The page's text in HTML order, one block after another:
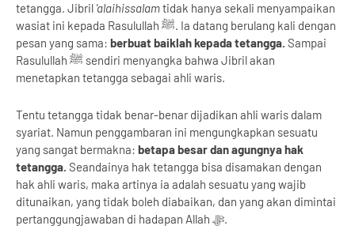
tetangga. Jibril 'alaihissalamtidak hanya sekali menyampaikan
wasiat ini kepada Rasulullah ﷺ. Ia datang berulang kali dengan
pesan yang sama: berbuat baiklah kepada tetangga. Sampai
Rasulullah ﷺ sendiri menyangka bahwa Jibril akan
menetapkan tetangga sebagai ahli waris.
Tentu tetangga tidak benar-benar dijadikan ahli waris dalam
syariat. Namun penggambaran ini mengungkapkan sesuatu
yang sangat bermakna: betapa besar dan agungnya hak
tetangga. Seandainya hak tetangga bisa disamakan dengan
hak ahli waris, maka artinya ia adalah sesuatu yang wajib
ditunaikan, yang tidak boleh diabaikan, dan yang akan dimintai
pertanggungjawaban di hadapan Allah ﷻ.